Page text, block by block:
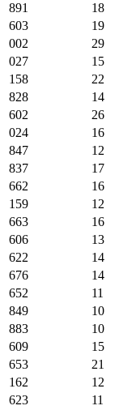
891
18
603
19
002
29
027
15
158
22
828
14
602
26
024
16
847
12
837
17
662
16
159
12
663
16
606
13
622
14
676
14
652
11
849
10
883
10
609
15
653
21
162
12
623
11